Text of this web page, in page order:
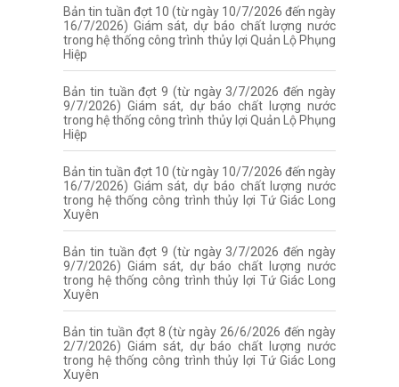
Bản tin tuần đợt 10 (từ ngày 10/7/2026 đến ngày
16/7/2026) Giám sát, dự báo chất lượng nước
trong hệ thống công trình thủy lợi Quản Lộ Phụng
Hiệp
Bản tin tuần đợt 9 (từ ngày 3/7/2026 đến ngày
9/7/2026) Giám sát, dự báo chất lượng nước
trong hệ thống công trình thủy lợi Quản Lộ Phụng
Hiệp
Bản tin tuần đợt 10 (từ ngày 10/7/2026 đến ngày
16/7/2026) Giám sát, dự báo chất lượng nước
trong hệ thống công trình thủy lợi Tứ Giác Long
Xuyên
Bản tin tuần đợt 9 (từ ngày 3/7/2026 đến ngày
9/7/2026) Giám sát, dự báo chất lượng nước
trong hệ thống công trình thủy lợi Tứ Giác Long
Xuyên
Bản tin tuần đợt 8 (từ ngày 26/6/2026 đến ngày
2/7/2026) Giám sát, dự báo chất lượng nước
trong hệ thống công trình thủy lợi Tứ Giác Long
Xuyên